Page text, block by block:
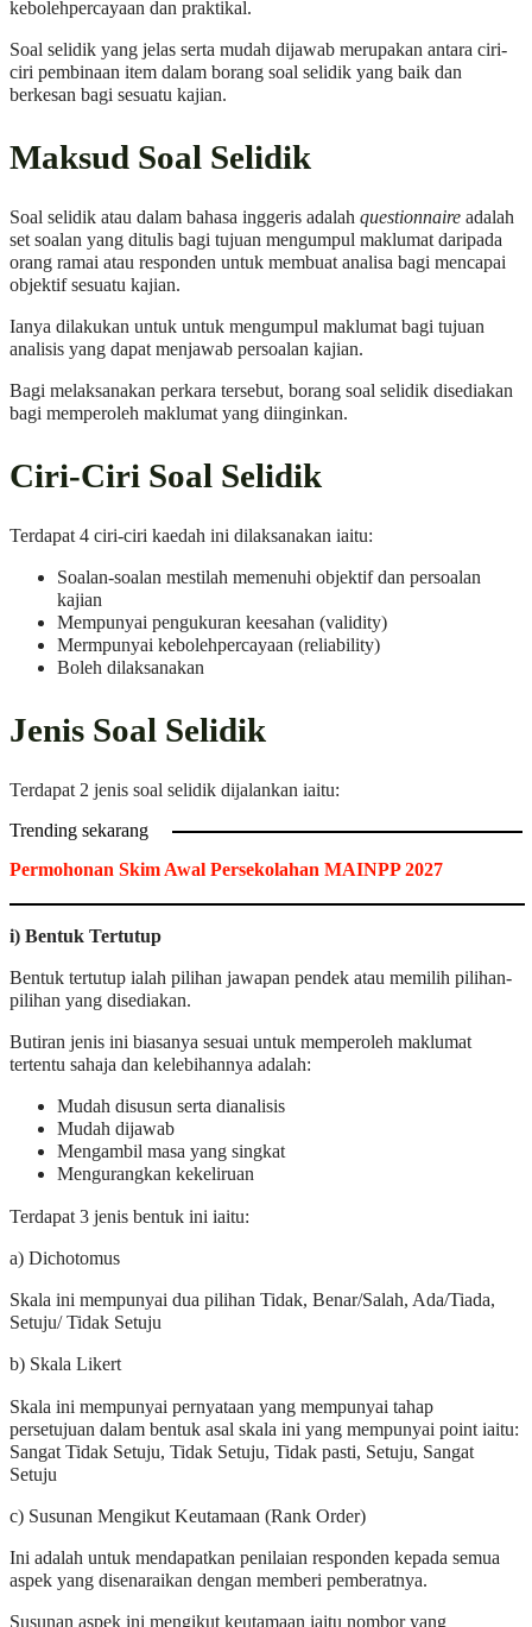
kebolehpercayaan dan praktikal.
Soal selidik yang jelas serta mudah dijawab merupakan antara ciri-
ciri pembinaan item dalam borang soal selidik yang baik dan
berkesan bagi sesuatu kajian.
Maksud Soal Selidik
Soal selidik atau dalam bahasa inggeris adalah questionnaire adalah
set soalan yang ditulis bagi tujuan mengumpul maklumat daripada
orang ramai atau responden untuk membuat analisa bagi mencapai
objektif sesuatu kajian.
Ianya dilakukan untuk untuk mengumpul maklumat bagi tujuan
analisis yang dapat menjawab persoalan kajian.
Bagi melaksanakan perkara tersebut, borang soal selidik disediakan
bagi memperoleh maklumat yang diinginkan.
Ciri-Ciri Soal Selidik
Terdapat 4 ciri-ciri kaedah ini dilaksanakan iaitu:
Soalan-soalan mestilah memenuhi objektif dan persoalan
kajian
Mempunyai pengukuran keesahan (validity)
Mermpunyai kebolehpercayaan (reliability)
Boleh dilaksanakan
Jenis Soal Selidik
Terdapat 2 jenis soal selidik dijalankan iaitu:
Trending sekarang
Permohonan Skim Awal Persekolahan MAINPP 2027
i) Bentuk Tertutup
Bentuk tertutup ialah pilihan jawapan pendek atau memilih pilihan-
pilihan yang disediakan.
Butiran jenis ini biasanya sesuai untuk memperoleh maklumat
tertentu sahaja dan kelebihannya adalah:
Mudah disusun serta dianalisis
Mudah dijawab
Mengambil masa yang singkat
Mengurangkan kekeliruan
Terdapat 3 jenis bentuk ini iaitu:
a) Dichotomus
Skala ini mempunyai dua pilihan Tidak, Benar/Salah, Ada/Tiada,
Setuju/ Tidak Setuju
b) Skala Likert
Skala ini mempunyai pernyataan yang mempunyai tahap
persetujuan dalam bentuk asal skala ini yang mempunyai point iaitu:
Sangat Tidak Setuju, Tidak Setuju, Tidak pasti, Setuju, Sangat
Setuju
c) Susunan Mengikut Keutamaan (Rank Order)
Ini adalah untuk mendapatkan penilaian responden kepada semua
aspek yang disenaraikan dengan memberi pemberatnya.
Susunan aspek ini mengikut keutamaan iaitu nombor yang